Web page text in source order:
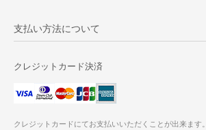
支払い方法について
クレジットカード決済
クレジットカードにてお支払いいただくことが出来ます。